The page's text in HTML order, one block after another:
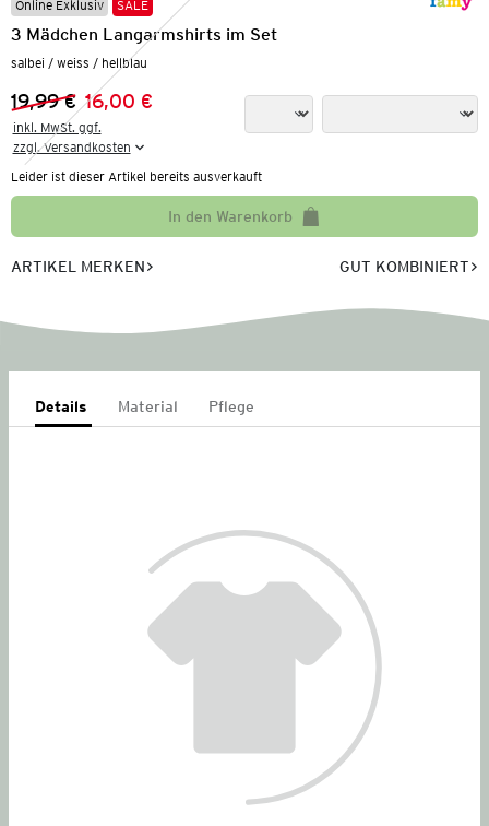
Online Exklusiv SALE
3 Mädchen Langarmshirts im Set
salbei / weiss / hellblau
Vorheriger Preis:
19,99 €
Neuer Preis:
16,00 €
inkl. MwSt. ggf.
zzgl. Versandkosten
Leider ist dieser Artikel bereits ausverkauft
In den Warenkorb
ARTIKEL MERKEN GUT KOMBINIERT
Details Material Pflege